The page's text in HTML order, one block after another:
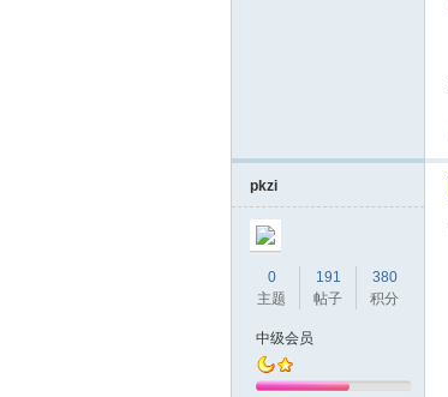
pkzi
0
主题
191
帖子
380
积分
中级会员